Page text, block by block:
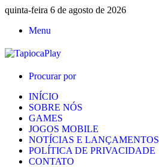
quinta-feira 6 de agosto de 2026
Menu
Procurar por
INÍCIO
SOBRE NÓS
GAMES
JOGOS MOBILE
NOTÍCIAS E LANÇAMENTOS
POLÍTICA DE PRIVACIDADE
CONTATO